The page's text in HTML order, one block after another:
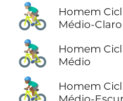
🚴🏼‍♂️
Homem
Médio-Claro
🚴🏽‍♂️
Homem
Médio
🚴🏾‍♂️
Homem